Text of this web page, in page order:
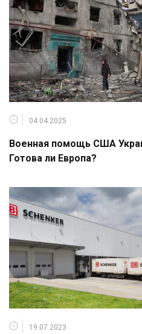
04.04.2025
Военная помощь США
Готова ли Европа?
19.07.2023